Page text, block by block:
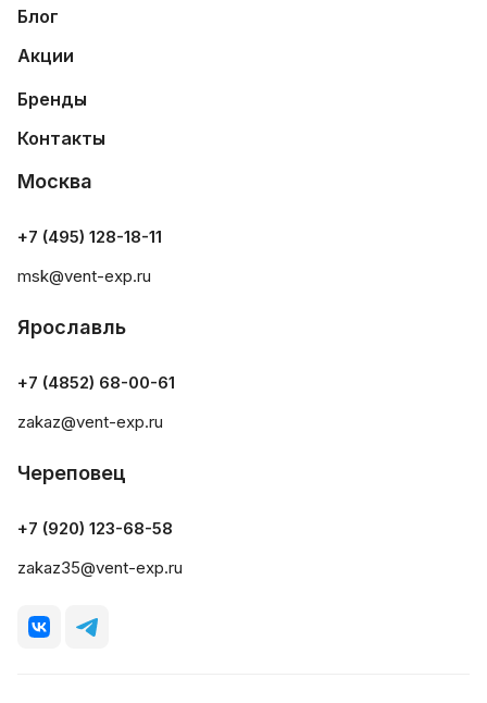
Блог
Акции
Бренды
Контакты
Москва
+7 (495) 128-18-11
msk@vent-exp.ru
Ярославль
+7 (4852) 68-00-61
zakaz@vent-exp.ru
Череповец
+7 (920) 123-68-58
zakaz35@vent-exp.ru